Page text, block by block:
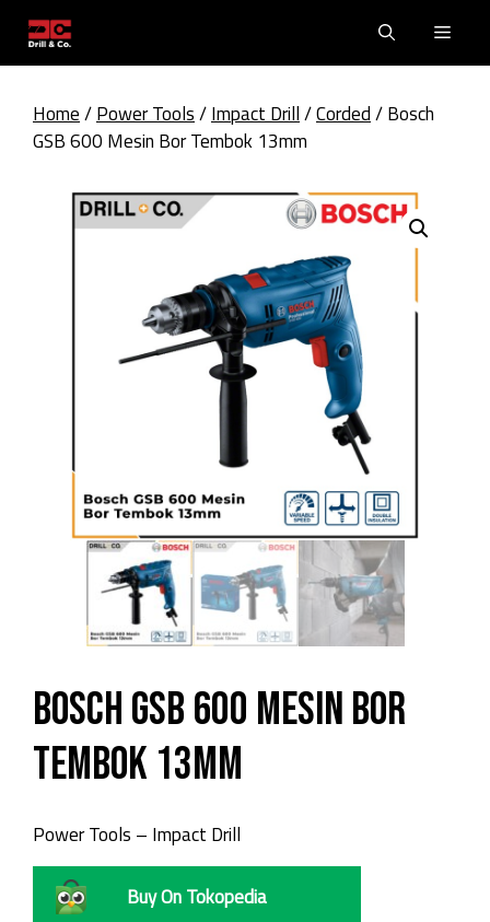
content
Home/Power Tools/Impact Drill/Corded/ Bosch
GSB 600 Mesin Bor Tembok 13mm
Bosch GSB 600 Mesin Bor
Tembok 13mm
Power Tools – Impact Drill
Buy On Tokopedia